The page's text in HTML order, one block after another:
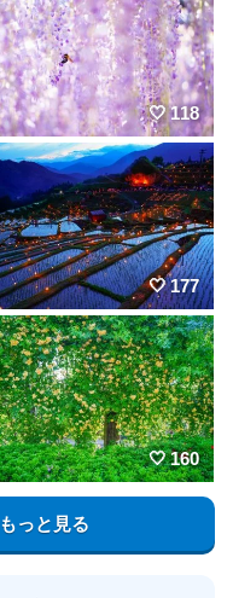
118
177
160
っと見る